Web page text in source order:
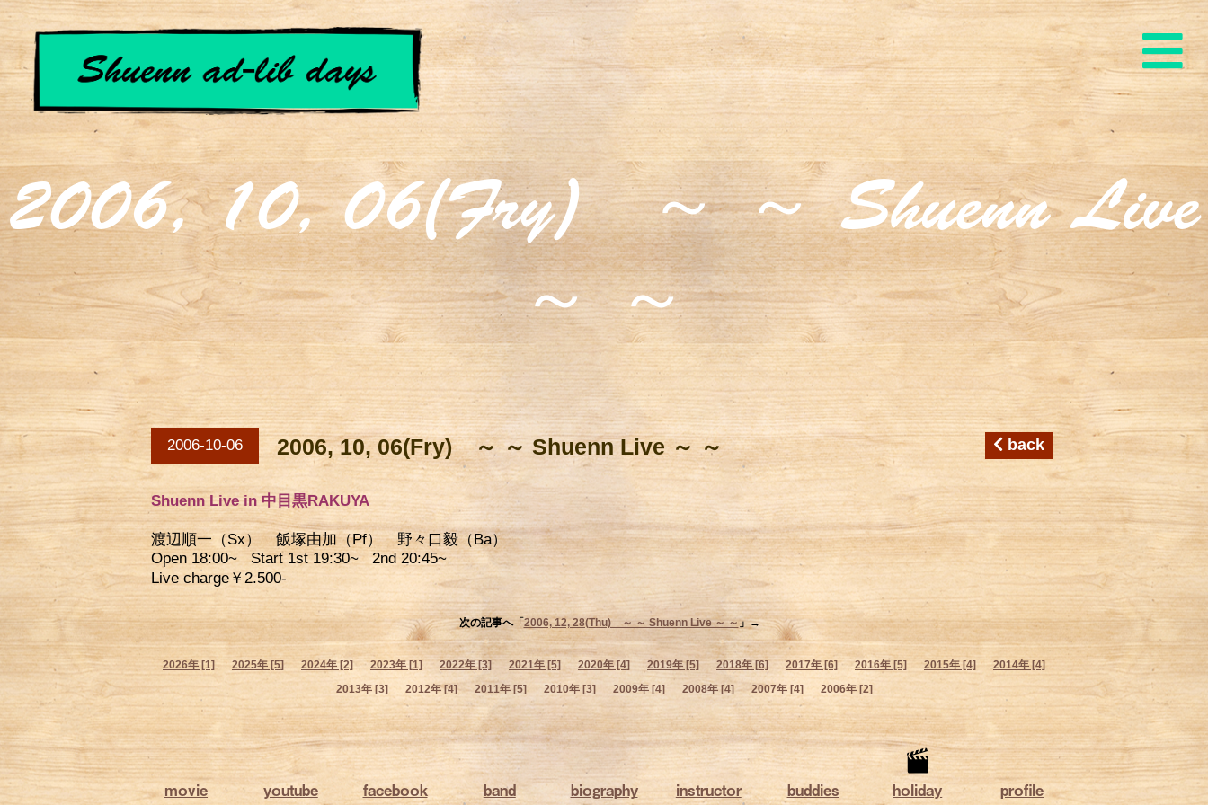
2006, 10, 06(Fry) ～ ～ Shuenn Live
～ ～
2006-10-06 2006, 10, 06(Fry) ～ ～ Shuenn Live ～ ～ back
Shuenn Live in 中目黒RAKUYA
渡辺順一（Sx） 飯塚由加（Pf） 野々口毅（Ba）
Open 18:00~ Start 1st 19:30~ 2nd 20:45~
Live charge￥2.500-
次の記事へ「2006, 12, 28(Thu) ～ ～ Shuenn Live ～ ～」→
2026年 [1] 2025年 [5] 2024年 [2] 2023年 [1] 2022年 [3] 2021年 [5] 2020年 [4] 2019年 [5] 2018年 [6] 2017年 [6] 2016年 [5] 2015年 [4]
2014年 [4]
2013年 [3]
2012年 [4] 2011年 [5] 2010年 [3] 2009年 [4] 2008年 [4] 2007年 [4] 2006年 [2]
movie youtube facebook band biography instructor buddies holiday profile